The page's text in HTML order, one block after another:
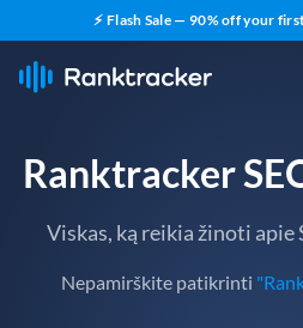
⚡ Flash Sale — 90% off your
Ranktracker
Viskas, ką reikia žinoti
Nepamirškite patikrinti